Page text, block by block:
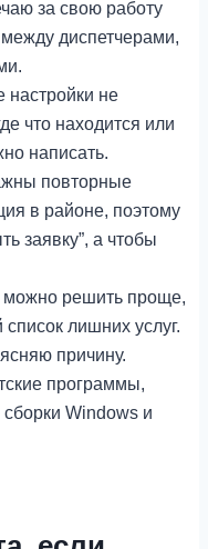
за свою работу
диспетчерами,
настройки не
что находится или
написать.
повторные
в районе, поэтому
заявку”, а чтобы
можно решить проще,
лишних услуг.
причину.
программы,
Windows и